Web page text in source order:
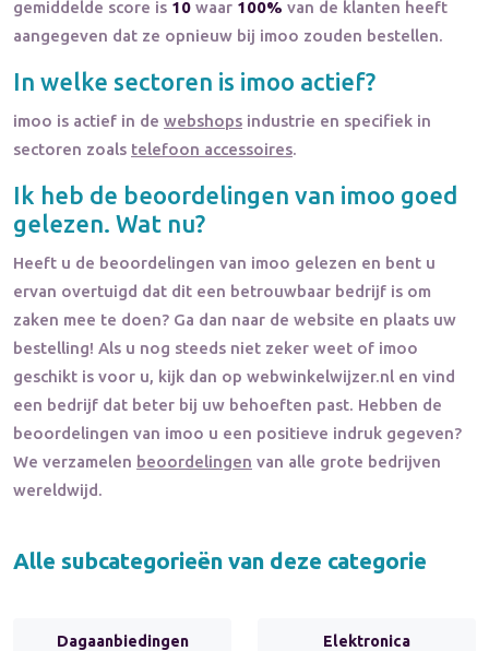
gemiddelde score is 10 waar 100% van de klanten heeft
aangegeven dat ze opnieuw bij imoo zouden bestellen.
In welke sectoren is imoo actief?
imoo is actief in de webshops industrie en specifiek in
sectoren zoals telefoon accessoires.
Ik heb de beoordelingen van imoo goed
gelezen. Wat nu?
Heeft u de beoordelingen van imoo gelezen en bent u
ervan overtuigd dat dit een betrouwbaar bedrijf is om
zaken mee te doen? Ga dan naar de website en plaats uw
bestelling! Als u nog steeds niet zeker weet of imoo
geschikt is voor u, kijk dan op webwinkelwijzer.nl en vind
een bedrijf dat beter bij uw behoeften past. Hebben de
beoordelingen van imoo u een positieve indruk gegeven?
We verzamelen beoordelingen van alle grote bedrijven
wereldwijd.
Alle subcategorieën van deze categorie
Dagaanbiedingen Elektronica